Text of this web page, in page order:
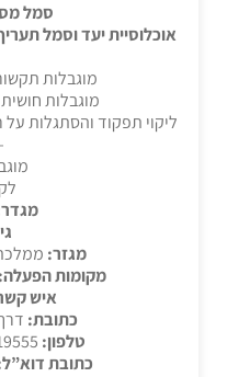
סמל
אוכלוסיית יעד וסמל
מוגבלות
מוגבלות חושית
ליקוי תפקוד והסתגלות על
מגזר:
מקומות הפעלה:
איש
כתובת: דרך
טלפון:
כתובת